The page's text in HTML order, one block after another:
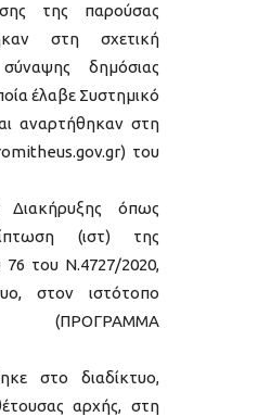
της παρούσας
στη σχετική
σύναψης δημόσιας
έλαβε Συστημικό
αναρτήθηκαν στη
του
Διακήρυξης όπως
(ιστ) της
του Ν.4727/2020,
στον ιστότοπο
(ΠΡΟΓΡΑΜΜΑ
στο διαδίκτυο,
αρχής, στη